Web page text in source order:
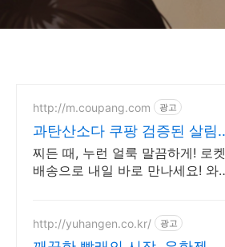
http://m.coupang.com 광고
과탄산소다 쿠팡 검증된 살림
필수템
찌든 때, 누런 얼룩 말끔하게! 로켓
배송으로 내일 바로 만나세요! 와
http://yuhangen.co.kr/ 광고